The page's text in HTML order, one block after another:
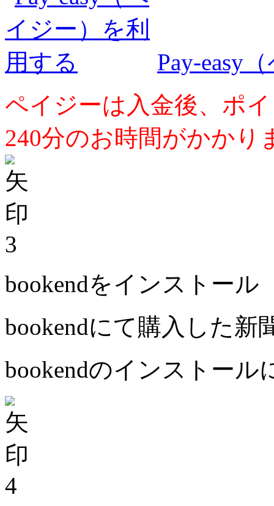
Pay-easy
ペイジーは入金後、ポ
240分のお時間がかかり
3
bookendをインストール
bookendにて購入した新
bookendのインストール
4